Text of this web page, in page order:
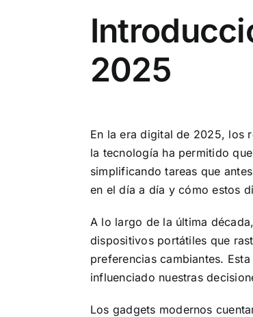
2025
En la era digital de 2025, los
la tecnología ha permitido
simplificando tareas que
en el día a día y cómo estos
A lo largo de la última
dispositivos portátiles que
preferencias cambiantes.
influenciado nuestras
Los gadgets modernos